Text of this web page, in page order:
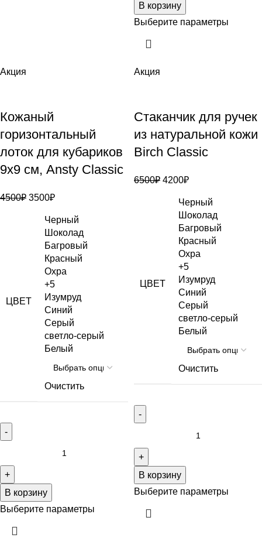
В корзину
Выберите параметры
Акция
Кожаный
горизонтальный
лоток для кубариков
9х9 см, Ansty Classic
4500₽ 3500₽
ЦВЕТ
Черный
Шоколад
Багровый
Красный
Охра
+5
Изумруд
Синий
Серый
светло-серый
Белый
Очистить
В корзину
Выберите параметры
Акция
Стаканчик для ручек
из натуральной кожи
Birch Classic
6500₽ 4200₽
ЦВЕТ
Черный
Шоколад
Багровый
Красный
Охра
+5
Изумруд
Синий
Серый
светло-серый
Белый
Очистить
В корзину
Выберите параметры